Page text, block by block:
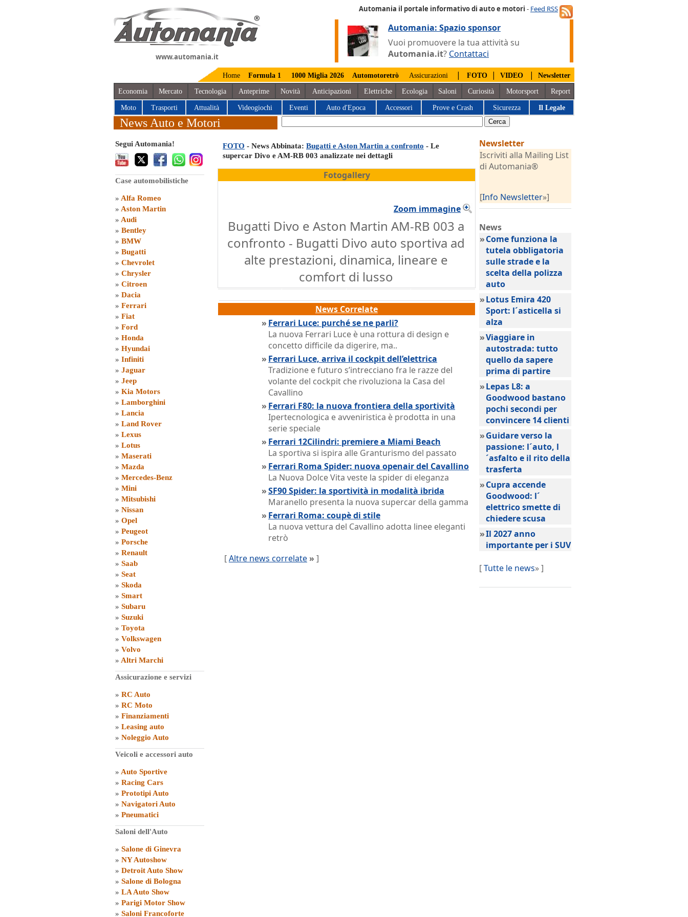
www.automania.it
Automania il portale informativo di auto e motori - Feed RSS
Automania: Spazio sponsor
Vuoi promuovere la tua attività su
Automania.it? Contattaci
Home Formula 1 1000 Miglia 2026 Automotoretrò Assicurazioni | FOTO | VIDEO | Newsletter
Economia Mercato Tecnologia Anteprime Novità Anticipazioni Elettriche Ecologia Saloni Curiosità Motorsport Report
Moto Trasporti Attualità Videogiochi Eventi Auto d'Epoca Accessori Prove e Crash Sicurezza Il Legale
News Auto e Motori
Segui Automania!
Case automobilistiche
» Alfa Romeo
» Aston Martin
» Audi
» Bentley
» BMW
» Bugatti
» Chevrolet
» Chrysler
» Citroen
» Dacia
» Ferrari
» Fiat
» Ford
» Honda
» Hyundai
» Infiniti
» Jaguar
» Jeep
» Kia Motors
» Lamborghini
» Lancia
» Land Rover
» Lexus
» Lotus
» Maserati
» Mazda
» Mercedes-Benz
» Mini
» Mitsubishi
» Nissan
» Opel
» Peugeot
» Porsche
» Renault
» Saab
» Seat
» Skoda
» Smart
» Subaru
» Suzuki
» Toyota
» Volkswagen
» Volvo
» Altri Marchi
Assicurazione e servizi
» RC Auto
» RC Moto
» Finanziamenti
» Leasing auto
» Noleggio Auto
Veicoli e accessori auto
» Auto Sportive
» Racing Cars
» Prototipi Auto
» Navigatori Auto
» Pneumatici
Saloni dell'Auto
» Salone di Ginevra
» NY Autoshow
» Detroit Auto Show
» Salone di Bologna
» LA Auto Show
» Parigi Motor Show
» Saloni Francoforte
FOTO - News Abbinata: Bugatti e Aston Martin a confronto - Le
supercar Divo e AM-RB 003 analizzate nei dettagli
Fotogallery
Zoom immagine
Bugatti Divo e Aston Martin AM-RB 003 a
confronto - Bugatti Divo auto sportiva ad
alte prestazioni, dinamica, lineare e
comfort di lusso
News Correlate
» Ferrari Luce: purché se ne parli?
La nuova Ferrari Luce è una rottura di design e
concetto difficile da digerire, ma..
» Ferrari Luce, arriva il cockpit dell’elettrica
Tradizione e futuro s’intrecciano fra le razze del
volante del cockpit che rivoluziona la Casa del
Cavallino
» Ferrari F80: la nuova frontiera della sportività
Ipertecnologica e avveniristica è prodotta in una
serie speciale
» Ferrari 12Cilindri: premiere a Miami Beach
La sportiva si ispira alle Granturismo del passato
» Ferrari Roma Spider: nuova openair del Cavallino
La Nuova Dolce Vita veste la spider di eleganza
»SF90 Spider: la sportività in modalità ibrida
Maranello presenta la nuova supercar della gamma
» Ferrari Roma: coupè di stile
La nuova vettura del Cavallino adotta linee eleganti
retrò
[Altre news correlate » ]
Newsletter
Iscriviti alla Mailing List
di Automania®
[Info Newsletter»]
News
»Come funziona la
tutela obbligatoria
sulle strade e la
scelta della polizza
auto
»Lotus Emira 420
Sport: l´asticella si
alza
»Viaggiare in
autostrada: tutto
quello da sapere
prima di partire
»Lepas L8: a
Goodwood bastano
pochi secondi per
convincere 14 clienti
»Guidare verso la
passione: l´auto, l
´asfalto e il rito della
trasferta
»Cupra accende
Goodwood: l´
elettrico smette di
chiedere scusa
»Il 2027 anno
importante per i SUV
[Tutte le news» ]